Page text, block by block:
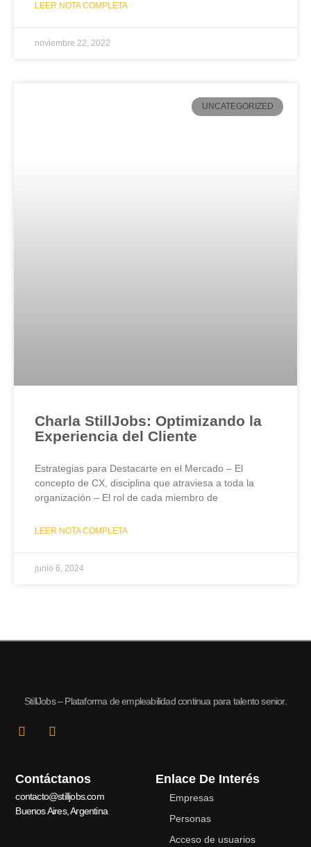
LEER NOTA COMPLETA
noviembre 22, 2022
UNCATEGORIZED
Charla StillJobs: Optimizando la
Experiencia del Cliente
Estrategias para Destacarte en el Mercado – El
concepto de CX, disciplina que atraviesa a toda la
organización – El rol de cada miembro de
LEER NOTA COMPLETA
junio 6, 2024
StillJobs – Plataforma de empleabilidad continua para talento senior.
L
e
d
i
n
I
a
g
r
a
Contáctanos
contacto@stilljobs.com
Buenos Aires, Argentina
Enlace De Interés
Empresas
Personas
Acceso de usuarios